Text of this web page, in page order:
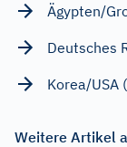
Ägypten/
Deutsches
Korea/USA
Weitere Artikel